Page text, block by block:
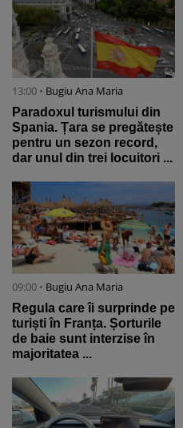
13:00 • Bugiu ⁠Ana Maria
Paradoxul turismului din
Spania. Țara se pregătește
pentru un sezon record,
dar unul din trei locuitori ...
09:00 • Bugiu ⁠Ana Maria
Regula care îi surprinde pe
turiști în Franța. Șorturile
de baie sunt interzise în
majoritatea ...